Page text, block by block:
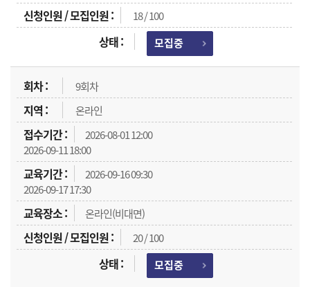
18 / 100
모집중
9회차
온라인
2026-08-01 12:00
2026-09-11 18:00
2026-09-16 09:30
2026-09-17 17:30
온라인(비대면)
20 / 100
모집중